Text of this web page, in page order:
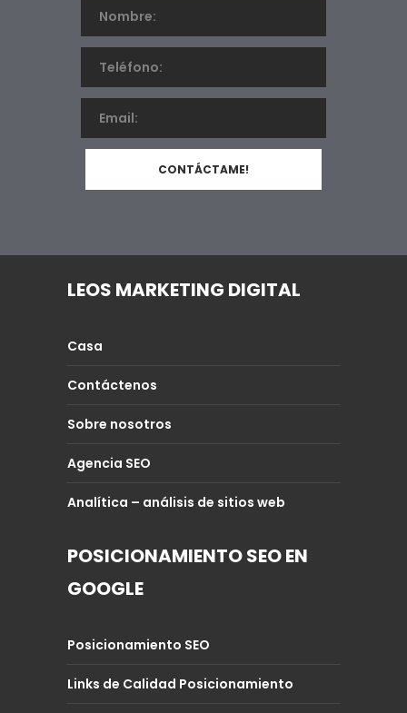
LEOS MARKETING DIGITAL
Casa
Contáctenos
Sobre nosotros
Agencia SEO
Analítica – análisis de sitios web
POSICIONAMIENTO SEO EN
GOOGLE
Posicionamiento SEO
Links de Calidad Posicionamiento